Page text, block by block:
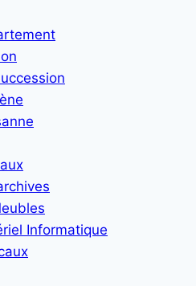
Informatique